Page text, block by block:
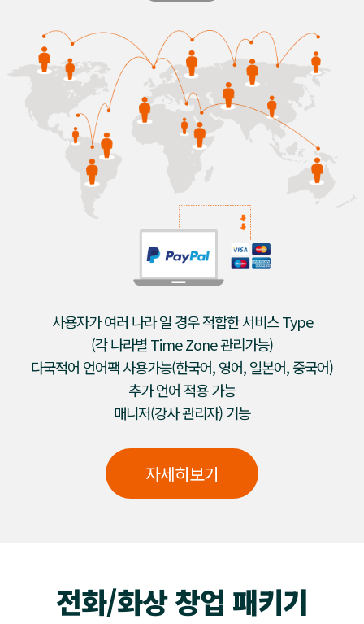
사용자가 여러 나라 일 경우 적합한 서비스 Type
(각 나라별 Time Zone 관리가능)
다국적어 언어팩 사용가능(한국어, 영어, 일본어, 중국어)
추가 언어 적용 가능
매니저(강사 관리자) 기능
자세히보기
전화/화상 창업 패키기